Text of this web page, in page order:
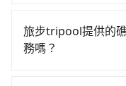
0.9%，換句話說，
100倍。縱使幸運攔
估進去，但額外的
者，和運的iRent只
蘭縣僅有合法計程
0.9%，也就是說要
(VISA/MasterCard/
AFTEE 先享受後付
旅步tripool提供的
務嗎？